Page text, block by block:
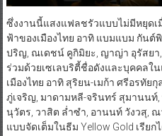
ซึ่งงานนี้แสงแฟลชรัวแบบไม่มีหยุด
ฟ้าของเมืองไทย อาทิ แบมแบม กันต์
ปริญ, ณเดชน์ คูกิมิยะ, ญาญ่า อุรัสย
ร่วมด้วยเซเลบริตี้ชื่อดังและบุคคลใ
เมืองไทย อาทิ สุริยน-เมก้า ศรีอรทัย
ภู่เจริญ, มาดามหลี-จรินทร์ สุมานนท์,
นุวัตร, วาสิต ล่ำซำ, อานนท์ วังวสุ,
แบบจัดเต็มในธีม Yellow Gold เรียก